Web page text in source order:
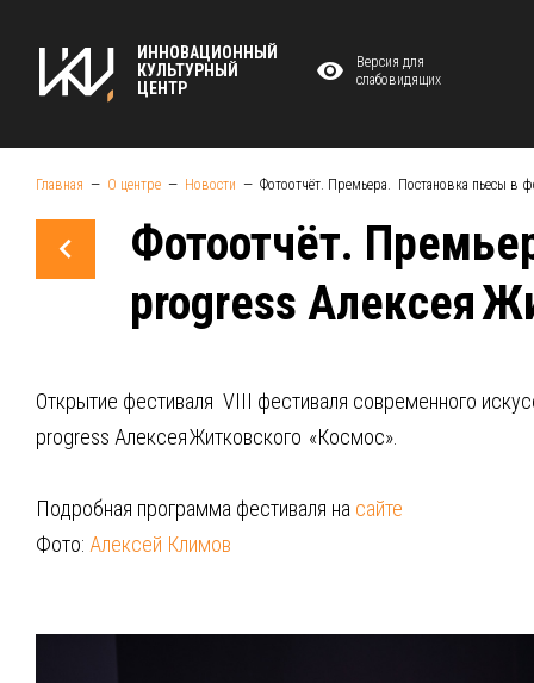
ИННОВАЦИОННЫЙ
КУЛЬТУРНЫЙ
ЦЕНТР
Версия для
слабовидящих
Главная О центре Новости Фотоотчёт. Премьера. Постановка пьесы в
Фотоотчёт.
progress Алексея
Открытие фестиваля VIII фестиваля современного
progress Алексея Житковского «Космос».
Подробная программа фестиваля на сайте
Фото: Алексей Климов